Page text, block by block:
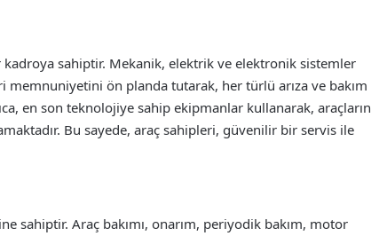
kadroya sahiptir. Mekanik, elektrik ve elektronik sistemler
ön planda tutarak, her türlü arıza ve bakım
en son teknolojiye sahip ekipmanlar kullanarak, araçların
Bu sayede, araç sahipleri, güvenilir bir servis ile
sahiptir. Araç bakımı, onarım, periyodik bakım, motor